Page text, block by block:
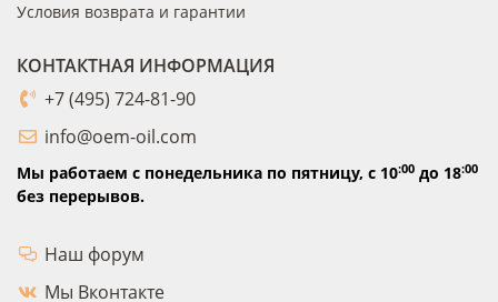
Условия возврата и гарантии
КОНТАКТНАЯ ИНФОРМАЦИЯ
+7 (495) 724-81-90
info@oem-oil.com
Мы работаем с понедельника по пятницу, с 10:00 до 18:00
без перерывов.
Наш форум
Мы Вконтакте